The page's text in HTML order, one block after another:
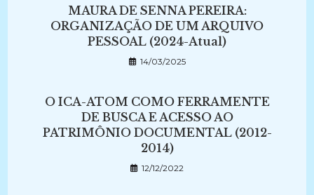
MAURA DE SENNA PEREIRA:
ORGANIZAÇÃO DE UM ARQUIVO
PESSOAL (2024-Atual)
14/03/2025
O ICA-ATOM COMO FERRAMENTE
DE BUSCA E ACESSO AO
PATRIMÔNIO DOCUMENTAL (2012-
2014)
12/12/2022